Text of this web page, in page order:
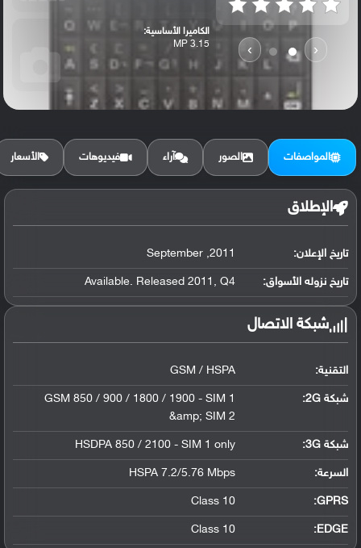
‹
›
الكاميرا الأساسية:
3.15 MP
المواصفات الصور آراء فيديوهات الأسعار
الإطلاق
تاريخ الإعلان: 2011, September
تاريخ نزوله الأسواق: Available. Released 2011, Q4
شبكة الاتصال
التقنية: GSM / HSPA
شبكة 2G:
GSM 850 / 900 / 1800 / 1900 - SIM 1
&amp; SIM 2
شبكة 3G :
HSDPA 850 / 2100 - SIM 1 only
السرعة: HSPA 7.2/5.76 Mbps
GPRS:
Class 10
EDGE:
Class 10